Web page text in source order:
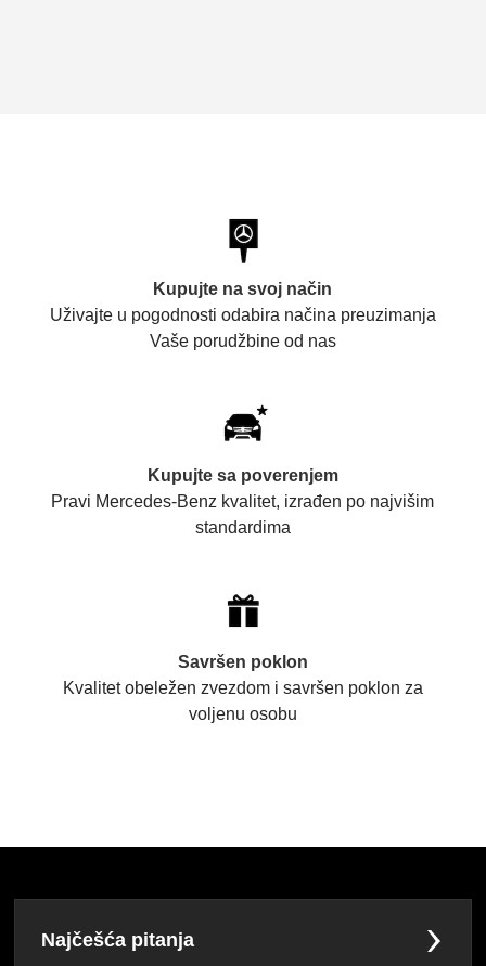
Kupujte na svoj način
Uživajte u pogodnosti odabira načina preuzimanja
Vaše porudžbine od nas
Kupujte sa poverenjem
Pravi Mercedes-Benz kvalitet, izrađen po najvišim
standardima
Savršen poklon
Kvalitet obeležen zvezdom i savršen poklon za
voljenu osobu
Najčešća pitanja